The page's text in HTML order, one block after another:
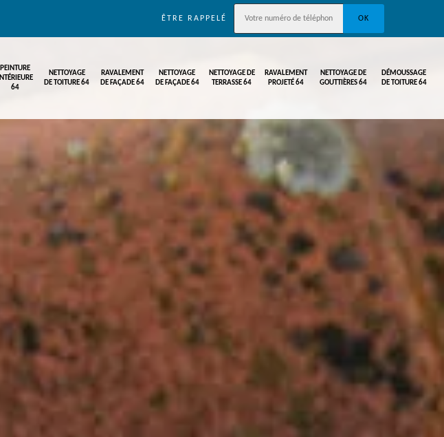
ÊTRE RAPPELÉ
PEINTURE
INTÉRIEURE
64
NETTOYAGE
DE TOITURE 64
RAVALEMENT
DE FAÇADE 64
NETTOYAGE
DE FAÇADE 64
NETTOYAGE DE
TERRASSE 64
RAVALEMENT
PROJETÉ 64
NETTOYAGE DE
GOUTTIÈRES 64
DÉMOUSSAGE
DE TOITURE 64